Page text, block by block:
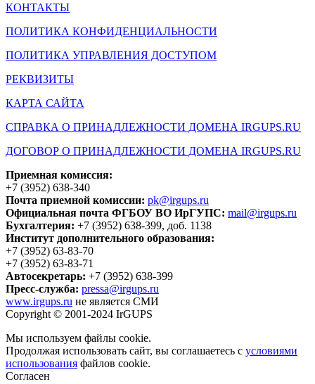
КОНТАКТЫ
ПОЛИТИКА КОНФИДЕНЦИАЛЬНОСТИ
ПОЛИТИКА УПРАВЛЕНИЯ ДОСТУПОМ
РЕКВИЗИТЫ
КАРТА САЙТА
СПРАВКА О ПРИНАДЛЕЖНОСТИ ДОМЕНА IRGUPS.RU
ДОГОВОР О ПРИНАДЛЕЖНОСТИ ДОМЕНА IRGUPS.RU
Приемная комиссия:
+7 (3952) 638-340
Почта приемной комиссии: pk@irgups.ru
Официальная почта ФГБОУ ВО ИрГУПС: mail@irgups.ru
Бухгалтерия: +7 (3952) 638-399, доб. 1138
Институт дополнительного образования:
+7 (3952) 63-83-70
+7 (3952) 63-83-71
Автосекретарь: +7 (3952) 638-399
Пресс-служба: pressa@irgups.ru
www.irgups.ru не является СМИ
Copyright © 2001-2024 IrGUPS
Мы используем файлы cookie.
Продолжая использовать сайт, вы соглашаетесь с условиями
использования файлов cookie.
Согласен